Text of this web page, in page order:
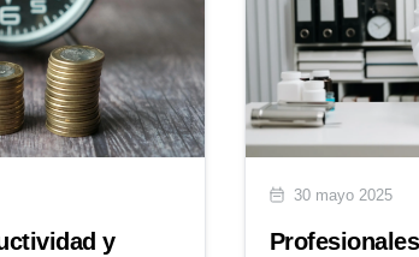
y
30 mayo 2025